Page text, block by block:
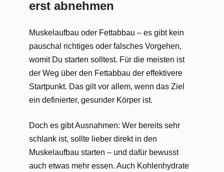
erst abnehmen
Muskelaufbau oder Fettabbau – es gibt kein
pauschal richtiges oder falsches Vorgehen,
womit Du starten solltest. Für die meisten ist
der Weg über den Fettabbau der effektivere
Startpunkt. Das gilt vor allem, wenn das Ziel
ein definierter, gesunder Körper ist.
Doch es gibt Ausnahmen: Wer bereits sehr
schlank ist, sollte lieber direkt in den
Muskelaufbau starten – und dafür bewusst
auch etwas mehr essen. Auch Kohlenhydrate